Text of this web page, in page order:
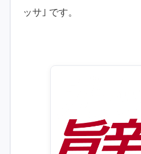
ッサ｣ です。